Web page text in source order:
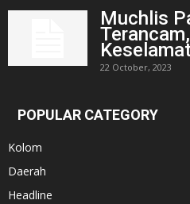
Muchlis
22 October, 2023
POPULAR CATEGORY
Kolom
Daerah
Headline